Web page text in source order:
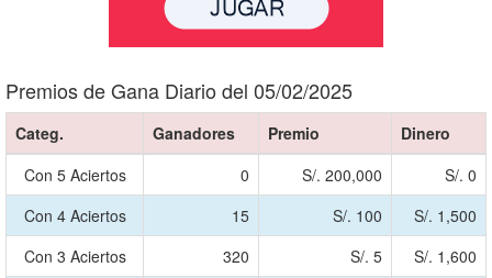
Premios de Gana Diario del 05/02/2025
Categ. Ganadores Premio
Dinero
Con 5 Aciertos
0 S/. 200,000
S/. 0
Con 4 Aciertos
15 S/. 100
S/. 1,500
Con 3 Aciertos
320 S/. 5
S/. 1,600